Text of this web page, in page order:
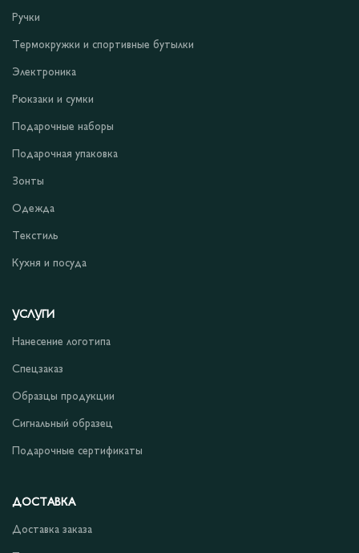
Ручки
Термокружки и спортивные бутылки
Электроника
Рюкзаки и сумки
Подарочные наборы
Подарочная упаковка
Зонты
Одежда
Текстиль
Кухня и посуда
УСЛУГИ
Нанесение логотипа
Спецзаказ
Образцы продукции
Сигнальный образец
Подарочные сертификаты
ДОСТАВКА
Доставка заказа